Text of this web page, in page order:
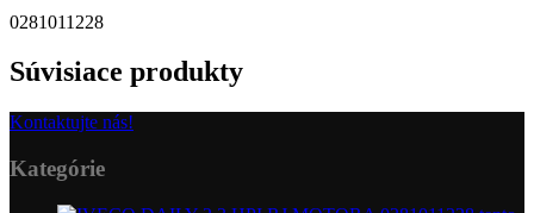
0281011228
Súvisiace produkty
Kontaktujte nás!
Kategórie